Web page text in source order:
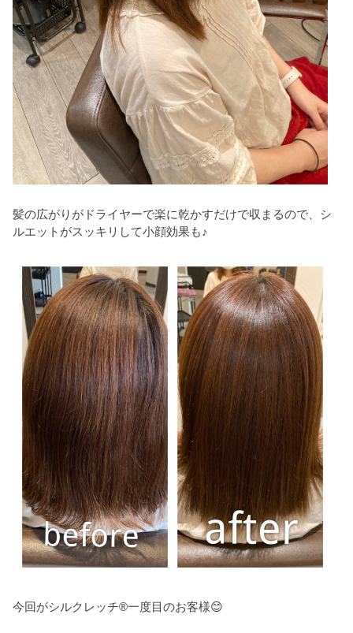
髪の広がりがドライヤーで楽に乾かすだけで収まるので、シ
ルエットがスッキリして小顔効果も♪
今回がシルクレッチ®一度目のお客様😊